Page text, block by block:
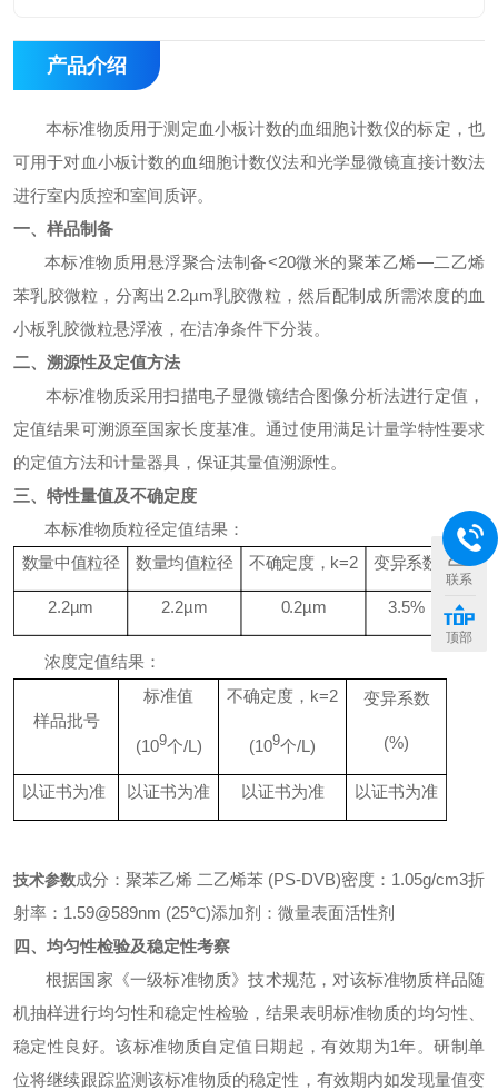
产品介绍
本标准物质用于测定血小板计数的血细胞计数仪的标定，也
可用于对血小板计数的血细胞计数仪法和光学显微镜直接计数法
进行室内质控和室间质评。
一、样品制备
本标准物质用悬浮聚合法制备<20微米的聚苯乙烯—二乙烯
苯乳胶微粒，分离出 2.2µm乳胶微粒 ，然后配制成所需浓度的血
小板乳胶微粒悬浮液，在洁净条件下分装。
二、溯源性及定值方法
本标准物质采用扫描电子显微镜结合图像分析法进行定值，
定值结果可溯源至国家长度基准。通过使用满足计量学特性要求
的定值方法和计量器具，保证其量值溯源性。
三、特性量值及不确定度
本标准物质粒径定值结果：
+
数量中值粒径 数量均值粒径 不确定度， k=2 变异系数
2.2µm 2.2µm 0.2µm 3.5%
浓度定值结果：
样品批号
标准值
(109个/L)
不确定度， k=2
(109个/L)
变异系数
(%)
以证书为准 以证书为准 以证书为准 以证书为准
技术参数成分：聚苯乙烯 二乙烯苯 (PS-DVB)密度：1.05g/cm3折
射率：1.59@589nm (25℃)添加剂：微量表面活性剂
四、均匀性检验及稳定性考察
根据国家《一级标准物质》技术规范，对该标准物质样品随
机抽样进行均匀性和稳定性检验，结果表明标准物质的均匀性、
稳定性良好。该标准物质自定值日期起，有效期为1年。研制单
位将继续跟踪监测该标准物质的稳定性，有效期内如发现量值变
联系
顶部